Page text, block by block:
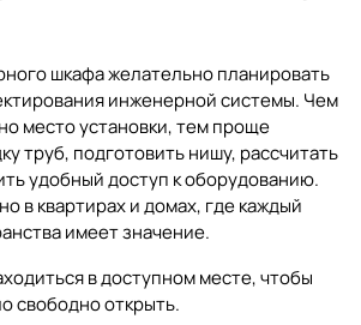
шкафа желательно планировать
инженерной системы. Чем
место установки, тем проще
труб, подготовить нишу, рассчитать
удобный доступ к оборудованию.
в квартирах и домах, где каждый
имеет значение.
в доступном месте, чтобы
свободно открыть.